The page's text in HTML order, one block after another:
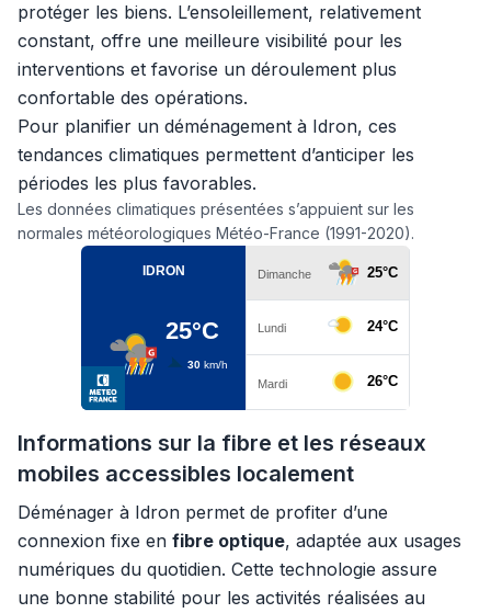
protéger les biens. L’ensoleillement, relativement
constant, offre une meilleure visibilité pour les
interventions et favorise un déroulement plus
confortable des opérations.
Pour planifier un déménagement à Idron, ces
tendances climatiques permettent d’anticiper les
périodes les plus favorables.
Les données climatiques présentées s’appuient sur les
normales météorologiques Météo-France (1991-2020).
Informations sur la fibre et les réseaux
mobiles accessibles localement
Déménager à Idron permet de profiter d’une
connexion fixe en fibre optique, adaptée aux usages
numériques du quotidien. Cette technologie assure
une bonne stabilité pour les activités réalisées au